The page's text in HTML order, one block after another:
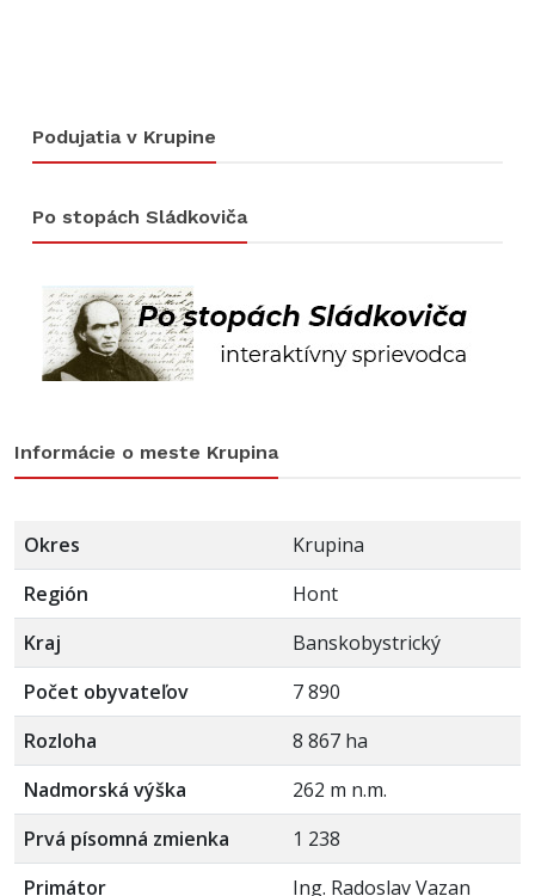
Podujatia v Krupine
Po stopách Sládkoviča
Informácie o meste Krupina
Okres
Krupina
Región
Hont
Kraj
Banskobystrický
Počet obyvateľov
7 890
Rozloha
8 867 ha
Nadmorská výška
262 m n.m.
Prvá písomná zmienka
1 238
Primátor
Ing. Radoslav Vazan